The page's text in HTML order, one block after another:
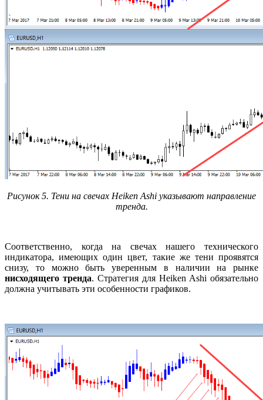
Рисунок 5. Тени на свечах Heiken Ashi указывают направление
тренда.
Соответственно, когда на свечах нашего технического
индикатора, имеющих один цвет, такие же тени проявятся
снизу, то можно быть уверенным в наличии на рынке
нисходящего тренда. Стратегия для Heiken Ashi обязательно
должна учитывать эти особенности графиков.